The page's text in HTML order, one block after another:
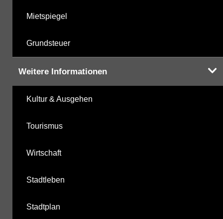
Mietspiegel
Grundsteuer
Weitere Informationen
Kultur & Ausgehen
Tourismus
Wirtschaft
Stadtleben
Stadtplan